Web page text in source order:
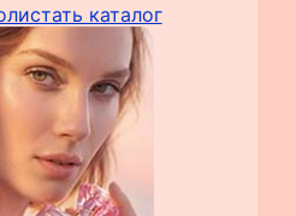
каталог